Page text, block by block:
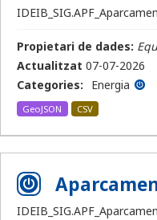
Propietari de dades:
Actualitzat 07-07-2026
Categories:
Energia
GeoJSON CSV